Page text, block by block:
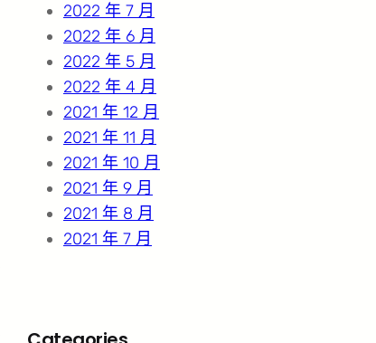
2022 年 7 月
2022 年 6 月
2022 年 5 月
2022 年 4 月
2021 年 12 月
2021 年 11 月
2021 年 10 月
2021 年 9 月
2021 年 8 月
2021 年 7 月